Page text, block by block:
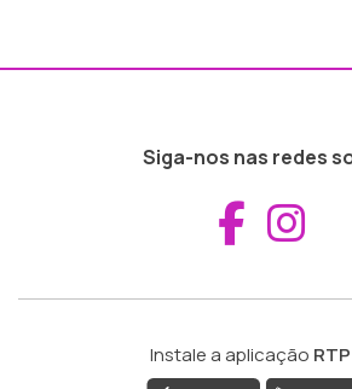
Siga-nos nas redes
Instale a aplicação